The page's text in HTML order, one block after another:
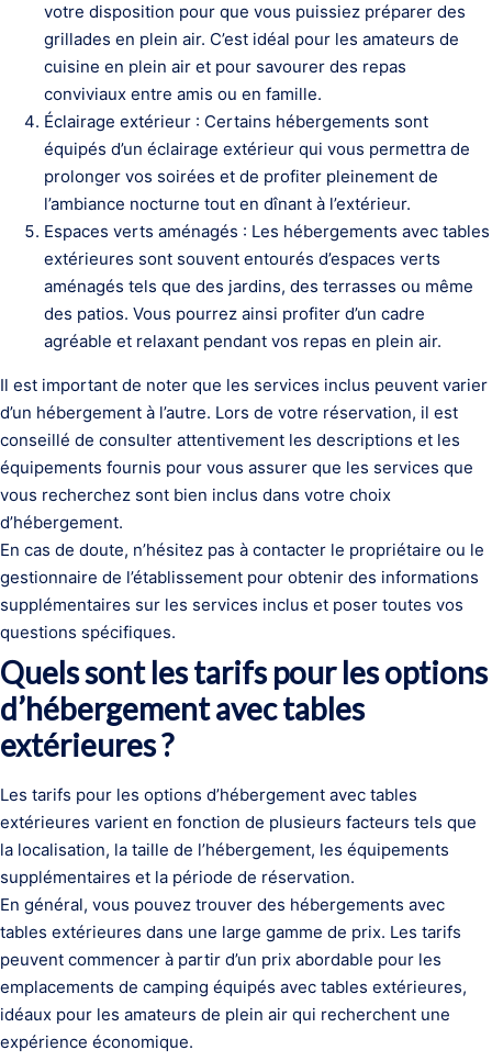
votre disposition pour que vous puissiez préparer des
grillades en plein air. C’est idéal pour les amateurs de
cuisine en plein air et pour savourer des repas
conviviaux entre amis ou en famille.
Éclairage extérieur : Certains hébergements sont
équipés d’un éclairage extérieur qui vous permettra de
prolonger vos soirées et de profiter pleinement de
l’ambiance nocturne tout en dînant à l’extérieur.
Espaces verts aménagés : Les hébergements avec tables
extérieures sont souvent entourés d’espaces verts
aménagés tels que des jardins, des terrasses ou même
des patios. Vous pourrez ainsi profiter d’un cadre
agréable et relaxant pendant vos repas en plein air.
Il est important de noter que les services inclus peuvent varier
d’un hébergement à l’autre. Lors de votre réservation, il est
conseillé de consulter attentivement les descriptions et les
équipements fournis pour vous assurer que les services que
vous recherchez sont bien inclus dans votre choix
d’hébergement.
En cas de doute, n’hésitez pas à contacter le propriétaire ou le
gestionnaire de l’établissement pour obtenir des informations
supplémentaires sur les services inclus et poser toutes vos
questions spécifiques.
Quels sont les tarifs pour les options
d’hébergement avec tables
extérieures ?
Les tarifs pour les options d’hébergement avec tables
extérieures varient en fonction de plusieurs facteurs tels que
la localisation, la taille de l’hébergement, les équipements
supplémentaires et la période de réservation.
En général, vous pouvez trouver des hébergements avec
tables extérieures dans une large gamme de prix. Les tarifs
peuvent commencer à partir d’un prix abordable pour les
emplacements de camping équipés avec tables extérieures,
idéaux pour les amateurs de plein air qui recherchent une
expérience économique.